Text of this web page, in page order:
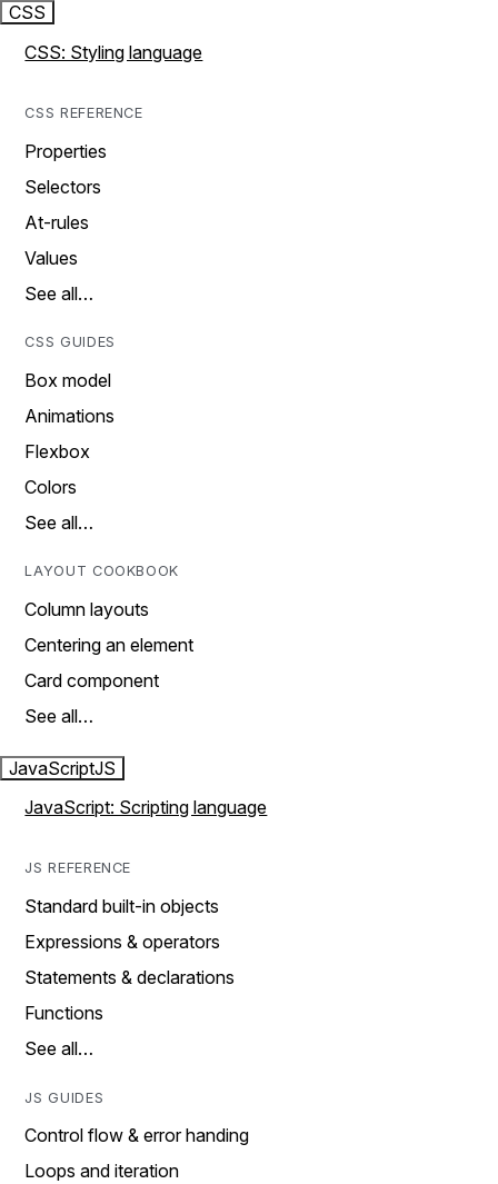
CSS
CSS: Styling language
CSS REFERENCE
Properties
Selectors
At-rules
Values
See all…
CSS GUIDES
Box model
Animations
Flexbox
Colors
See all…
LAYOUT COOKBOOK
Column layouts
Centering an element
Card component
See all…
JavaScriptJS
JavaScript: Scripting language
JS REFERENCE
Standard built-in objects
Expressions & operators
Statements & declarations
Functions
See all…
JS GUIDES
Control flow & error handing
Loops and iteration